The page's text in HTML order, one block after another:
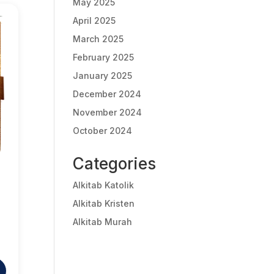
May 2025
April 2025
March 2025
February 2025
January 2025
December 2024
November 2024
October 2024
Categories
Alkitab Katolik
Alkitab Kristen
Alkitab Murah